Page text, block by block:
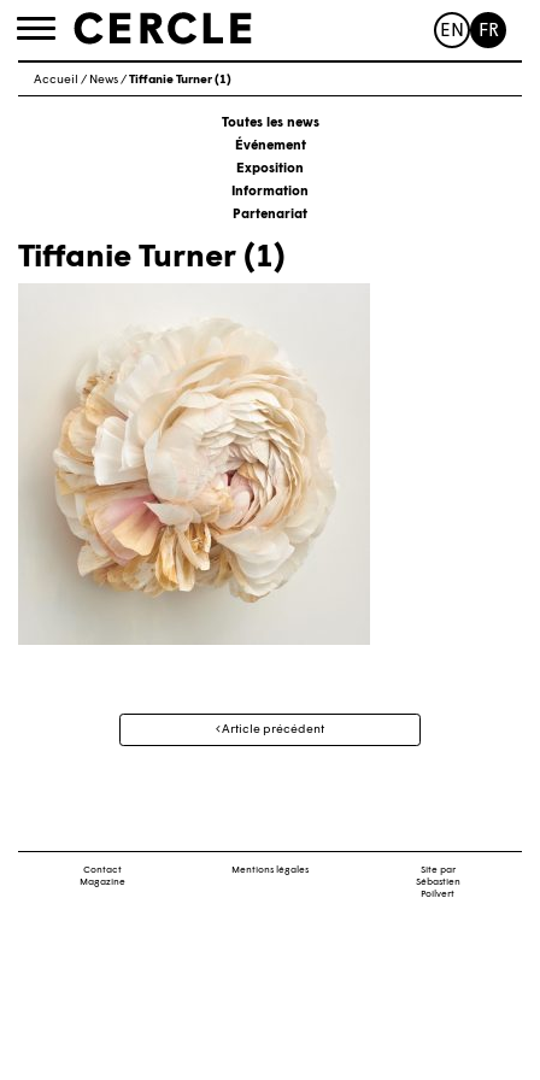
Toggle
EN FR
Accueil / News/Tiffanie Turner (1)
Toutes les news
Événement
Exposition
Information
Partenariat
Tiffanie Turner (1)
Navigation
Article précédent
Contact
Magazine
Mentions légales
Site par
Sébastien
Poilvert